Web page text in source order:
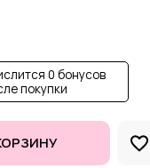
0 бонусов
покупки